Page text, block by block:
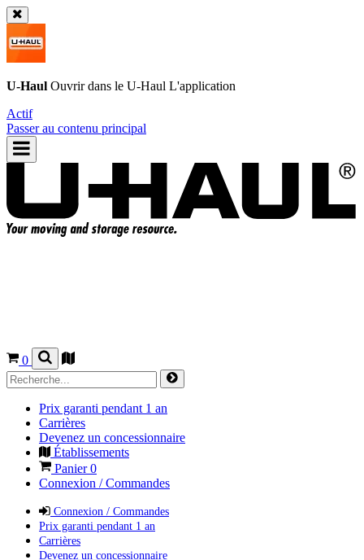
U-Haul Ouvrir dans le U-Haul L'application
Actif
Passer au contenu principal
0
Prix garanti pendant 1 an
Carrières
Devenez un concessionnaire
Établissements
Panier0
Connexion / Commandes
Connexion / Commandes
Prix garanti pendant 1 an
Carrières
Devenez un concessionnaire